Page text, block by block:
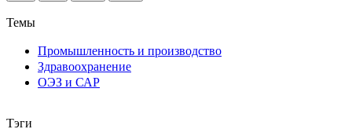
Темы
Промышленность и производство
Здравоохранение
ОЭЗ и САР
Тэги